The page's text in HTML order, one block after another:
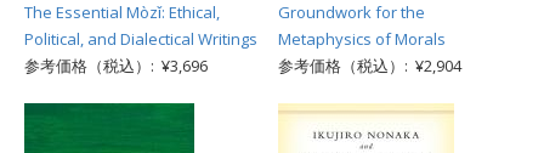
The Essential Mòzǐ: Ethical,
Political, and Dialectical Writings
参考価格（税込）: ¥3,696
Groundwork for the
Metaphysics of Morals
参考価格（税込）: ¥2,904